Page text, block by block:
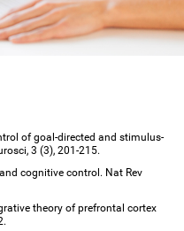
of goal-directed and stimulus-
3 (3), 201-215.
cognitive control. Nat Rev
theory of prefrontal cortex